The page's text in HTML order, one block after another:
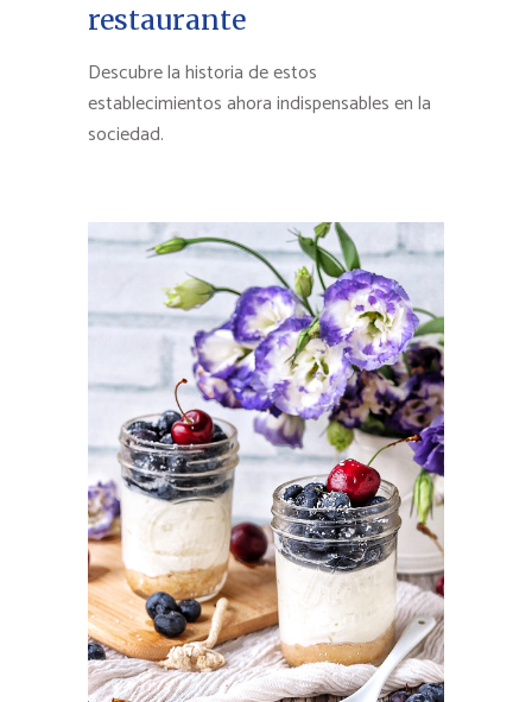
restaurante
Descubre la historia de estos
establecimientos ahora indispensables en la
sociedad.